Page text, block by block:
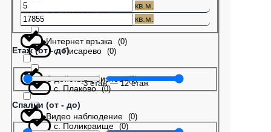
с. Патреш (0)
с. Писарево (0)
с. Плаково (0)
с. Поликраище (0)
Интернет връзка (0)
С действащ бизнес (0)
Видео наблюдение (0)
кв.м.
кв.м.
Етаж (от - до)
-3етаж—12етаж
Спални (от - до)